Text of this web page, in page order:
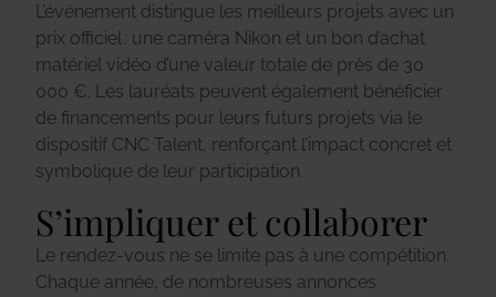
L’événement distingue les meilleurs projets avec un
prix officiel : une caméra Nikon et un bon d’achat
matériel vidéo d’une valeur totale de près de 30
000 €. Les lauréats peuvent également bénéficier
de financements pour leurs futurs projets via le
dispositif CNC Talent, renforçant l’impact concret et
symbolique de leur participation.
S’impliquer et collaborer
Le rendez-vous ne se limite pas à une compétition.
Chaque année, de nombreuses annonces